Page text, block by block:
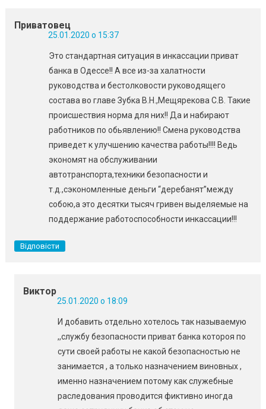
Приватовец
25.01.2020 о 15:37
Это стандартная ситуация в инкассации приват
банка в Одессе!! А все из-за халатности
руководства и бестолковости руководящего
состава во главе Зубка В.Н.,Мещярекова С.В. Такие
происшествия норма для них!! Да и набирают
работников по обьявлению!! Смена руководства
приведет к улучшению качества работы!!!! Ведь
экономят на обслуживании
автотранспорта,техники безопасности и
т.д.,сэкономленные деньги “деребанят”между
собою,а это десятки тысяч гривен выделяемые на
поддержание работоспособности инкассации!!!
Відповісти
Виктор
25.01.2020 о 18:09
И добавить отдельно хотелось так называемую
,,службу безопасности приват банка котороя по
сути своей работы не какой безопасностью не
занимается , а только назначением виновных ,
именно назначением потому как служебные
раследования проводится фиктивно иногда